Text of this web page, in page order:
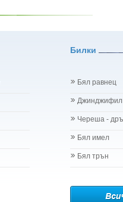
Билки
Бял равнец
Джинджифил
Череша -
Бял имел
Бял трън